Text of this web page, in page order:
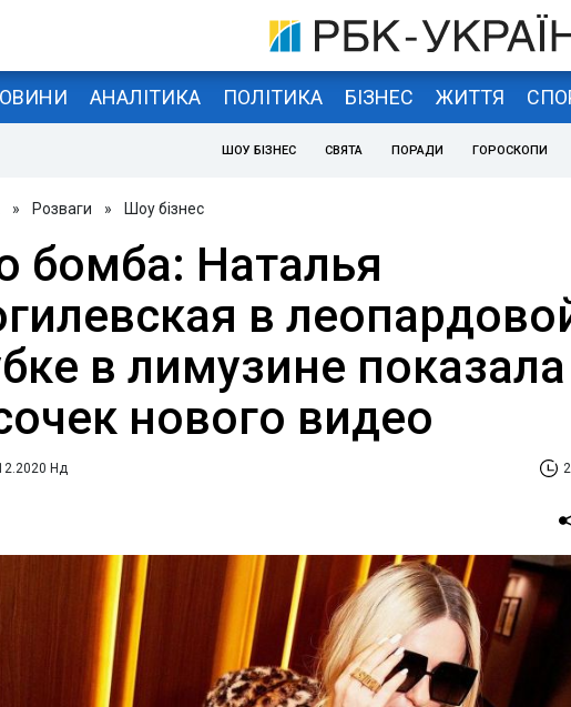
АНАЛІТИКА ПОЛІТИКА БІЗНЕС ЖИТТЯ
ШОУ БІЗНЕС СВЯТА ПОРАДИ ГОРОСКОПИ
» Розваги » Шоу бізнес
бомба: Наталья
в
в лимузине показала
нового видео
Нд